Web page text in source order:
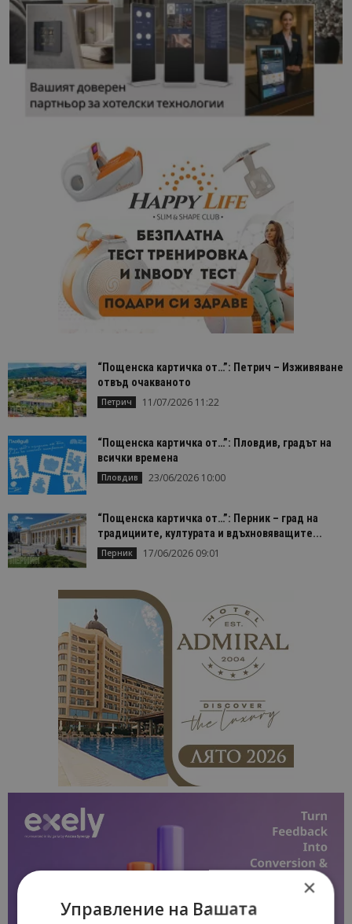
“Пощенска картичка от…”: Петрич – Изживяване
отвъд очакваното
Петрич 11/07/2026 11:22
“Пощенска картичка от…”: Пловдив, градът на
всички времена
Пловдив 23/06/2026 10:00
“Пощенска картичка от…”: Перник – град на
традициите, културата и вдъхновяващите...
Перник 17/06/2026 09:01
×
Управление на Вашата